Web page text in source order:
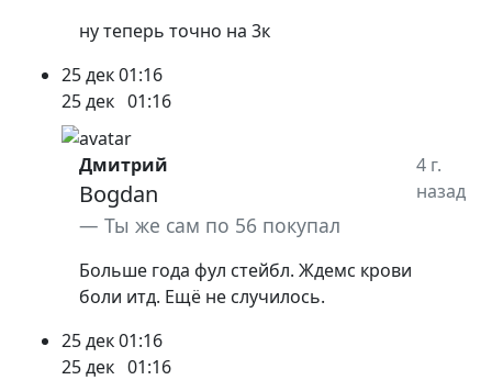
ну теперь точно на 3к
25 дек01:16
25 дек 01:16
Дмитрий
Bogdan
Ты же сам по 56 покупал
Больше года фул стейбл. Ждемс крови
боли итд. Ещё не случилось.
4 г.
назад
25 дек01:16
25 дек 01:16